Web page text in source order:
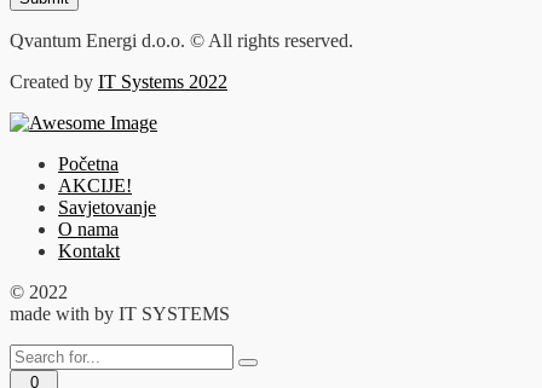
Qvantum Energi d.o.o. © All rights reserved.
Created by IT Systems 2022
Početna
AKCIJE!
Savjetovanje
O nama
Kontakt
© 2022
made with by IT SYSTEMS
0